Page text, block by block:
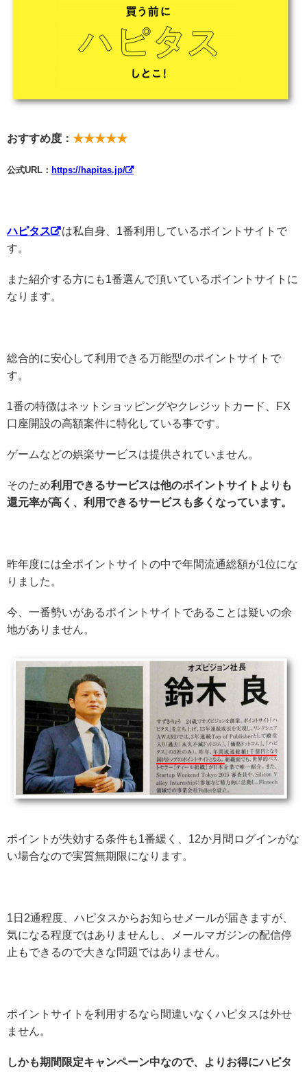
おすすめ度： ★★★★★
公式URL： https://hapitas.jp/
ハピタス
は私自身、1番利用しているポイントサイトで
す。
また紹介する方にも1番選んで頂いているポイントサイトに
なります。
総合的に安心して利用できる万能型のポイントサイトで
す。
1番の特徴はネットショッピングやクレジットカード、FX
口座開設の高額案件に特化している事です。
ゲームなどの娯楽サービスは提供されていません。
そのため利用できるサービスは他のポイントサイトよりも
還元率が高く、利用できるサービスも多くなっています。
昨年度には全ポイントサイトの中で年間流通総額が1位にな
りました。
今、一番勢いがあるポイントサイトであることは疑いの余
地がありません。
ポイントが失効する条件も1番緩く、12か月間ログインがな
い場合なので実質無期限になります。
1日2通程度、ハピタスからお知らせメールが届きますが、
気になる程度ではありませんし、メールマガジンの配信停
止もできるので大きな問題ではありません。
ポイントサイトを利用するなら間違いなくハピタスは外せ
ません。
しかも期間限定キャンペーン中なので、よりお得にハピタ